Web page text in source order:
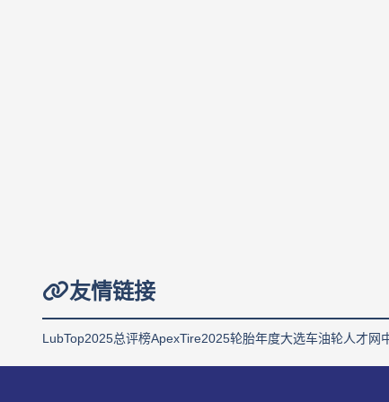
友情链接
LubTop2025总评榜ApexTire2025轮胎年度大选车油轮人才网